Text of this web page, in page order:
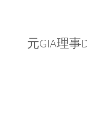
元GIA理事